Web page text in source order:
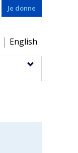
Je donne
English